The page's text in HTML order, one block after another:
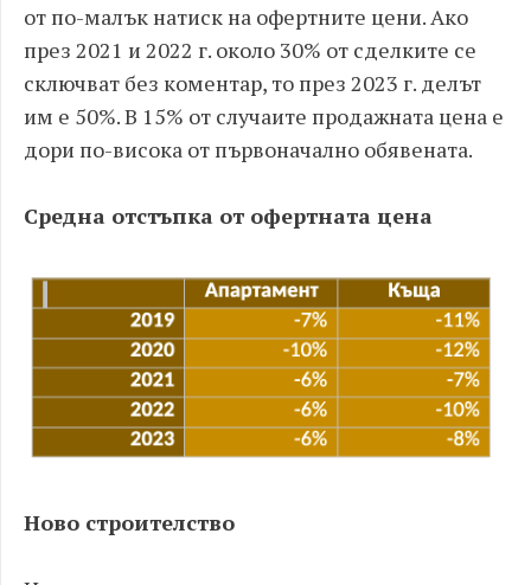
oт по-малък натиск на офертните цени. Ако
през 2021 и 2022 г. около 30% от сделките се
сключват без коментар, то през 2023 г. делът
им е 50%. В 15% от случаите продажната цена е
дори по-висока от първоначално обявената.
Средна отстъпка от офертната цена
Ново строителство